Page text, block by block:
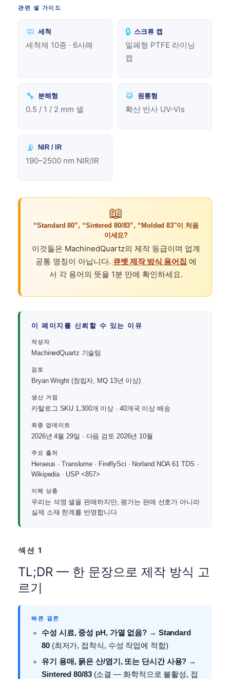
관련 셀 가이드
🧼 세척
세척제 10종 · 6사례
🔒 스크류 캡
밀폐형 PTFE 라이닝
캡
🔧 분해형
0.5 / 1 / 2 mm 셀
🥁 원통형
확산 반사 UV-Vis
📡 NIR / IR
190–2500 nm NIR/IR
📖
“Standard 80”, “Sintered 80/83”, “Molded 83″이 처음
이세요?
이것들은 MachinedQuartz의 제작 등급이며 업계
공통 명칭이 아닙니다. 큐벳 제작 방식 용어집 에
서 각 용어의 뜻을 1분 만에 확인하세요.
이 페이지를 신뢰할 수 있는 이유
작성자
MachinedQuartz 기술팀
검토
Bryan Wright (창립자, MQ 13년 이상)
생산 거점
카탈로그 SKU 1,300개 이상 · 40개국 이상 배송
최종 업데이트
2026년 4월 29일 · 다음 검토 2026년 10월
주요 출처
Heraeus · Translume · FireflySci · Norland NOA 61 TDS ·
Wikipedia · USP <857>
이해 상충
우리는 석영 셀을 판매하지만, 평가는 판매 선호가 아니라
실제 소재 한계를 반영합니다
섹션 1
TL;DR — 한 문장으로 제작 방식 고
르기
빠른 결론
수성 시료, 중성 pH, 가열 없음? → Standard
80(최저가, 접착식, 수성 작업에 적합)
유기 용매, 묽은 산/염기, 또는 단시간 사용? →
Sintered 80/83(소결 — 화학적으로 불활성, 접